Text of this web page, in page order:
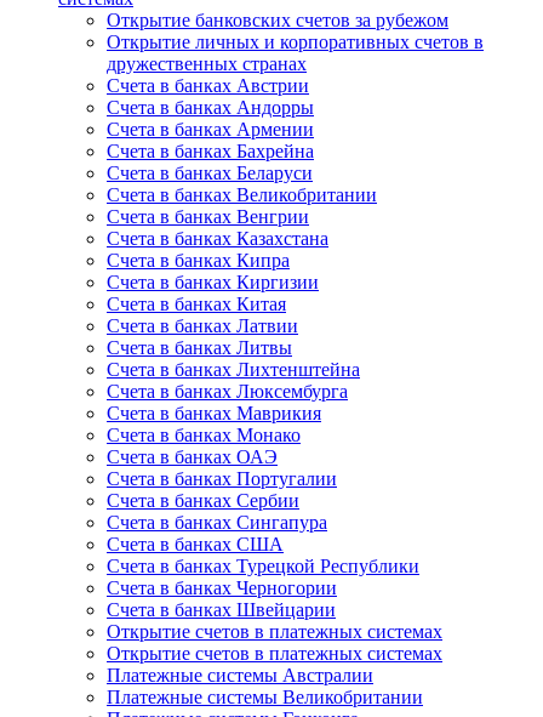
Открытие банковских счетов за рубежом
Открытие личных и корпоративных счетов в
дружественных странах
Счета в банках Австрии
Счета в банках Андорры
Счета в банках Армении
Счета в банках Бахрейна
Счета в банках Беларуси
Счета в банках Великобритании
Счета в банках Венгрии
Счета в банках Казахстана
Счета в банках Кипра
Счета в банках Киргизии
Счета в банках Китая
Счета в банках Латвии
Счета в банках Литвы
Счета в банках Лихтенштейна
Счета в банках Люксембурга
Счета в банках Маврикия
Счета в банках Монако
Счета в банках ОАЭ
Счета в банках Португалии
Счета в банках Сербии
Счета в банках Сингапура
Счета в банках США
Счета в банках Турецкой Республики
Счета в банках Черногории
Счета в банках Швейцарии
Открытие счетов в платежных системах
Открытие счетов в платежных системах
Платежные системы Австралии
Платежные системы Великобритании